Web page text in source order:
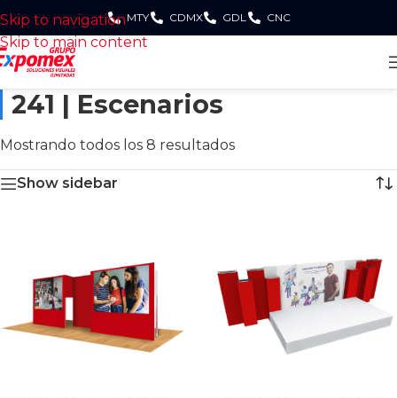
Skip to navigation
Skip to main content
MTY CDMX GDL CNC
241 | Escenarios
Mostrando todos los 8 resultados
Show sidebar